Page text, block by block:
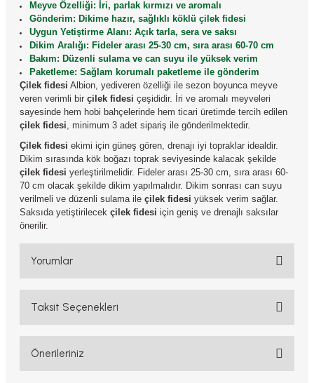
Meyve Özelliği: İri, parlak kırmızı ve aromalı
Gönderim: Dikime hazır, sağlıklı köklü çilek fidesi
Uygun Yetiştirme Alanı: Açık tarla, sera ve saksı
Dikim Aralığı: Fideler arası 25-30 cm, sıra arası 60-70 cm
Bakım: Düzenli sulama ve can suyu ile yüksek verim
Paketleme: Sağlam korumalı paketleme ile gönderim
Çilek fidesi Albion, yediveren özelliği ile sezon boyunca meyve
veren verimli bir çilek fidesi çeşididir. İri ve aromalı meyveleri
sayesinde hem hobi bahçelerinde hem ticari üretimde tercih edilen
çilek fidesi, minimum 3 adet sipariş ile gönderilmektedir.
Çilek fidesi ekimi için güneş gören, drenajı iyi topraklar idealdir.
Dikim sırasında kök boğazı toprak seviyesinde kalacak şekilde
çilek fidesi yerleştirilmelidir. Fideler arası 25-30 cm, sıra arası 60-
70 cm olacak şekilde dikim yapılmalıdır. Dikim sonrası can suyu
verilmeli ve düzenli sulama ile çilek fidesi yüksek verim sağlar.
Saksıda yetiştirilecek çilek fidesi için geniş ve drenajlı saksılar
önerilir.
Yorumlar
Bu ürüne ilk yorumu siz yapın!
Taksit Seçenekleri
Önerileriniz